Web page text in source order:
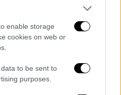
enable storage
cookies on web or
to be sent to
purposes.
με τις
παρόμοιων